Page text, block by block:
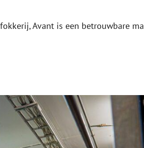
Avant is een betrouwbare